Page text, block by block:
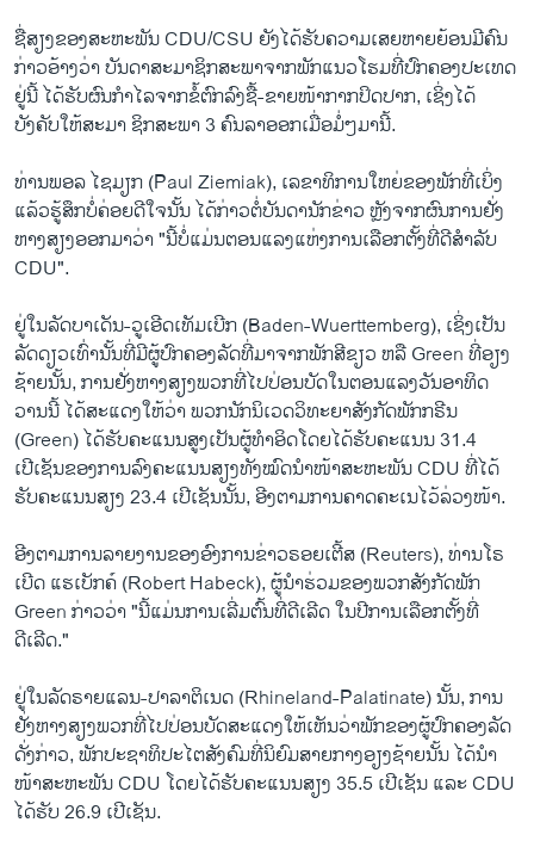
ຊື່ສຽງຂອງສະຫະພັນ CDU/CSU ຍັງໄດ້ຮັບຄວາມເສຍຫາຍຍ້ອນມີຄົນ
ກ່າວອ້າງວ່າ ບັນດາສະມາຊິກສະພາຈາກພັກແນວໂຮມທີ່ປົກຄອງປະເທດ
ຢູ່ນີ້ ໄດ້ຮັບຜົນກໍາໄລຈາກຂໍ້ຕົກລົງຊື້-ຂາຍໜ້າກາກປິດປາກ, ເຊິ່ງໄດ້
ບັງຄັບໃຫ້ສະມາ ຊິກສະພາ 3 ຄົນລາອອກເມື່ອມໍ່ໆມານີ້.
ທ່ານພອລ ໄຊມຽກ (Paul Ziemiak), ເລຂາທິການໃຫຍ່ຂອງພັກທີ່ເບິ່ງ
ແລ້ວຮູ້ສຶກບໍ່ຄ່ອຍດີໃຈນັ້ນ ໄດ້ກ່າວຕໍ່ບັນດານັກຂ່າວ ຫຼັງຈາກຜົນການຢັ່ງ
ຫາງສຽງອອກມາວ່າ "ນີ້ບໍ່ແມ່ນຕອນແລງແຫ່ງການເລືອກຕັ້ງທີ່ດີສຳລັບ
CDU".
ຢູ່ໃນລັດບາເດັນ-ວູເອີດເທັມເບີກ (Baden-Wuerttemberg), ເຊິ່ງເປັນ
ລັດດຽວເທົ່ານັ້ນທີ່ມີຜູ້ປົກຄອງລັດທີ່ມາຈາກພັກສີຂຽວ ຫລື Green ທີ່ອຽງ
ຊ້າຍນັ້ນ, ການຢັ່ງຫາງສຽງພວກທີ່ໄປປ່ອນບັດໃນຕອນແລງວັນອາທິດ
ວານນີ້ ໄດ້ສະແດງໃຫ້ວ່າ ພວກນັກນິເວດວິທະຍາສັງກັດພັກກຣີນ
(Green) ໄດ້ຮັບຄະແນນສູງເປັນຜູ້ທຳອິດໂດຍໄດ້ຮັບຄະແນນ 31.4
ເປີເຊັນຂອງການລົງຄະແນນສຽງທັງໝົດນໍາໜ້າສະຫະພັນ CDU ທີ່ໄດ້
ຮັບຄະແນນສຽງ 23.4 ເປີເຊັນນັ້ນ, ອີງຕາມການຄາດຄະເນໄວ້ລ່ວງໜ້າ.
ອີງຕາມການລາຍງານຂອງອົງການຂ່າວຣອຍເຕີ້ສ (Reuters), ທ່ານໂຣ
ເບີດ ແຮເບັກຄ໌ (Robert Habeck), ຜູ້ນໍາຮ່ວມຂອງພວກສັງກັດພັກ
Green ກ່າວວ່າ "ນີ້ແມ່ນການເລີ່ມຕົ້ນທີ່ດີເລີດ ໃນປີການເລືອກຕັ້ງທີ່
ດີເລີດ."
ຢູ່ໃນລັດຣາຍແລນ-ປາລາຕິເນດ (Rhineland-Palatinate) ນັ້ນ, ການ
ຢັ່ງຫາງສຽງພວກທີ່ໄປປ່ອນບັດສະແດງໃຫ້ເຫັນວ່າພັກຂອງຜູ້ປົກຄອງລັດ
ດັ່ງກ່າວ, ພັກປະຊາທິປະໄຕສັງຄົມທີ່ນິຍົມສາຍກາງອຽງຊ້າຍນັ້ນ ໄດ້ນຳ
ໜ້າສະຫະພັນ CDU ໂດຍໄດ້ຮັບຄະແນນສຽງ 35.5 ເປີເຊັນ ແລະ CDU
ໄດ້ຮັບ 26.9 ເປີເຊັນ.